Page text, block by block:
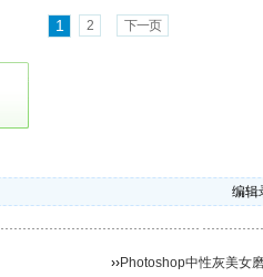
1 2 下一页
编
››Photoshop中性灰美女